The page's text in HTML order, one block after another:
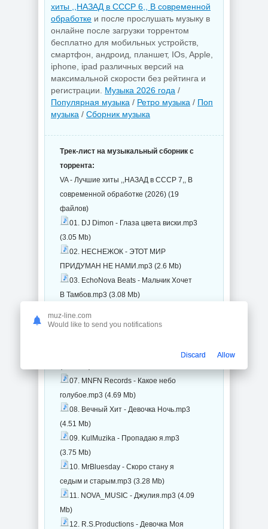
хиты ,,НАЗАД в СССР 6,, В современной
обработке и после прослушать музыку в
онлайне после загрузки торрентом
бесплатно для мобильных устройств,
смартфон, андроид, планшет, IOs, Apple,
iphone, ipad различных версий на
максимальной скорости без рейтинга и
регистрации. Музыка 2026 года /
Популярная музыка / Ретро музыка / Поп
музыка / Сборник музыка
Трек-лист на музыкальный сборник с
торрента:
VA - Лучшие хиты ,,НАЗАД в СССР 7,, В
современной обработке (2026) (19
файлов)
01. DJ Dimon - Глаза цвета виски.mp3
(3.05 Mb)
02. НЕСНЕЖОК - ЭТОТ МИР
ПРИДУМАН НЕ НАМИ.mp3 (2.6 Mb)
03. EchoNova Beats - Мальчик Хочет
В Тамбов.mp3 (3.08 Mb)
меня.mp3 (3.39 Mb)
06. FLYXO - Песенка про меня.mp3
07. MNFN Records - Какое небо
голубое.mp3 (4.69 Mb)
08. Вечный Хит - Девочка Ночь.mp3
(4.51 Mb)
09. KulMuzika - Пропадаю я.mp3
(3.75 Mb)
10. MrBluesday - Скоро стану я
седым и старым.mp3 (3.28 Mb)
11. NOVA_MUSIC - Джулия.mp3 (4.09
Mb)
12. R.S.Productions - Девочка Моя
muz-line.com
Would like to send you notifications
Discard Allow